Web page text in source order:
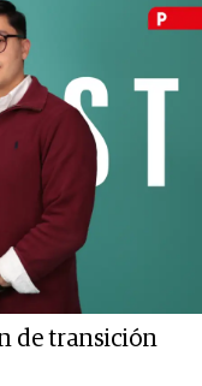
de transición